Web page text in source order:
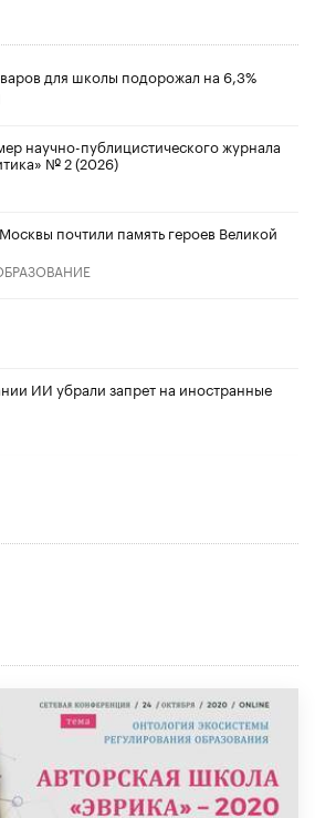
для школы подорожал на 6,3%
научно-публицистического журнала
№ 2 (2026)
почтили память героев Великой
ИИ убрали запрет на иностранные